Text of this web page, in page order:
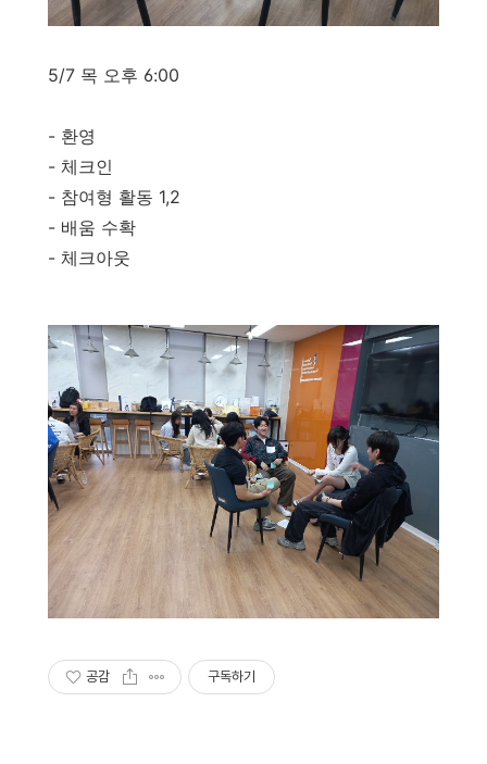
5/7 목 오후 6:00
- 환영
- 체크인
- 참여형 활동 1,2
- 배움 수확
- 체크아웃
공감 구독하기